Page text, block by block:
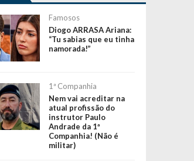
Famosos
Diogo ARRASA Ariana:
“Tu sabias que eu tinha
namorada!”
1ª Companhia
Nem vai acreditar na
atual profissão do
instrutor Paulo
Andrade da 1ª
Companhia! (Não é
militar)